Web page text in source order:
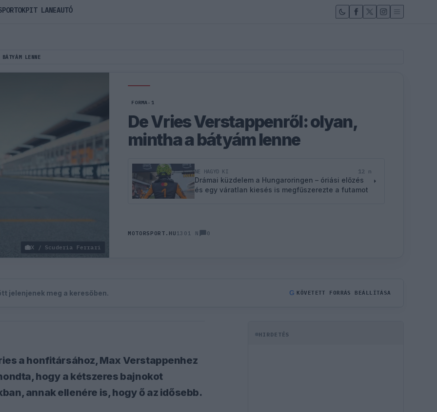
LENNE
X / Scuderia Ferrari
FORMA-1
De Vries Verstappenről: olyan,
mintha a bátyám lenne
NE HAGYD KI 12 n
Drámai küzdelem a Hungaroringen – óriási előzés
és egy váratlan kiesés is megfűszerezte a futamot
MOTORSPORT.HU 1301 N 0
jelenjenek meg a keresőben. G KÖVETETT FORRÁS BEÁLLÍTÁSA
a honfitársához, Max Verstappenhez
hogy a kétszeres bajnokot
annak ellenére is, hogy ő az idősebb.
HIRDETÉS
PIT LANEAUTÓ